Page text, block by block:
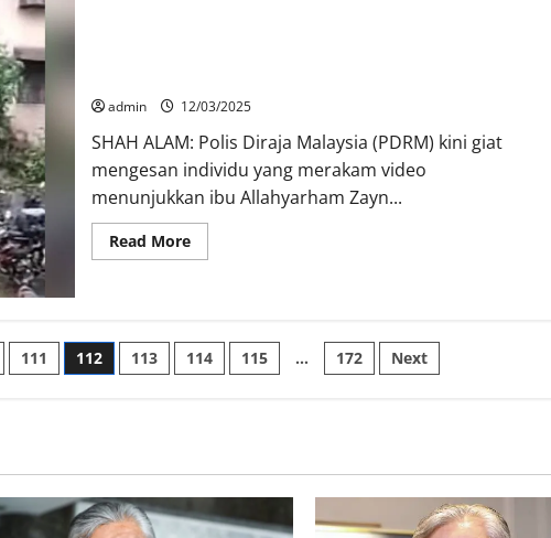
admin 12/03/2025
SHAH ALAM: Polis Diraja Malaysia (PDRM) kini giat
mengesan individu yang merakam video
menunjukkan ibu Allahyarham Zayn...
Read More
111 112 113 114 115 … 172 Next